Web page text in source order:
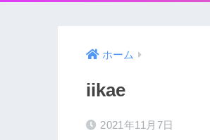
ホーム
iikae
2021年11月7日